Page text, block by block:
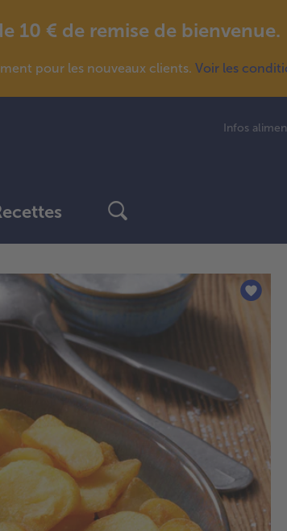
10 € de remise de bienvenue.
pour les nouveaux clients. Voir les
Infos